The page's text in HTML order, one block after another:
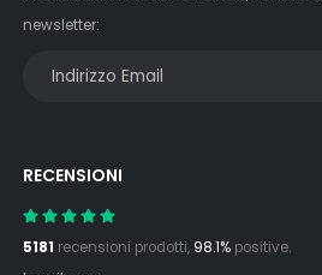
newsletter:
RECENSIONI
5181 recensioni prodotti, 98.1% positive.